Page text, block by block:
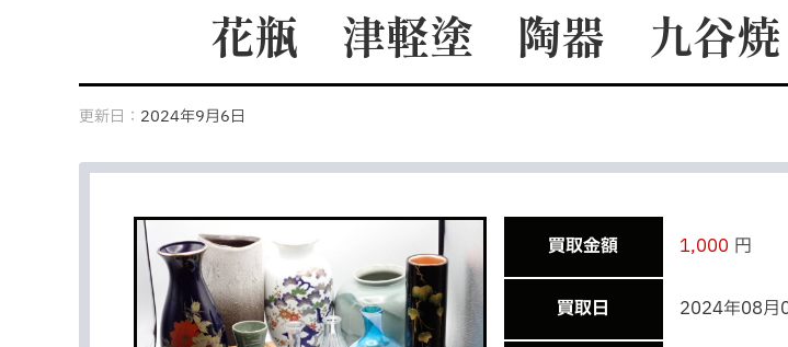
花瓶 津軽塗 陶器 九谷
更新日： 2024年9月6日
買取金額 1,000 円
買取日 2024年08月